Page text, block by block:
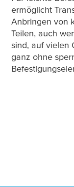
ermöglicht
Anbringen von
Teilen, auch
sind, auf vielen
ganz ohne